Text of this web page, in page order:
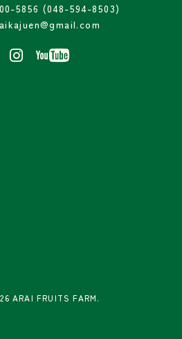
5856 (048-594-8503)
ARAI FRUITS FARM.